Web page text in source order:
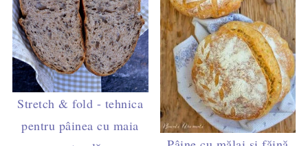
Stretch & fold - tehnica
pentru pâinea cu maia